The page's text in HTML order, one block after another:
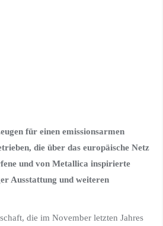
für einen emissionsarmen
die über das europäische Netz
und von Metallica inspirierte
Ausstattung und weiteren
die im November letzten Jahres